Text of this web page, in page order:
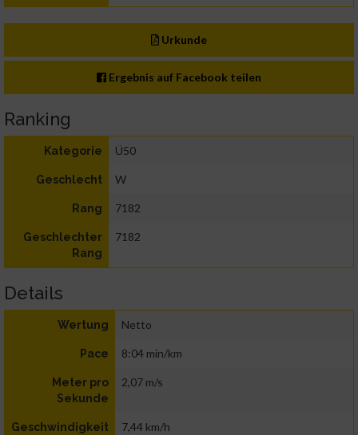
Urkunde
Ergebnis auf Facebook teilen
Ranking
Kategorie Ü50
Geschlecht W
Rang 7182
Geschlechter
Rang
7182
Details
Wertung Netto
Pace 8:04 min/km
Meter pro
Sekunde
2,07 m/s
Geschwindigkeit 7,44 km/h